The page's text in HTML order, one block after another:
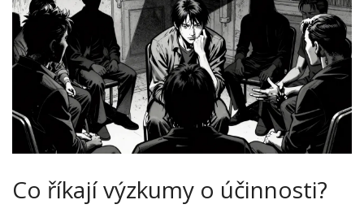
Co říkají výzkumy o účinnosti?